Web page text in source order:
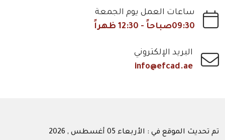
ساعات العمل يوم الجمعة
09:30صباحاً - 12:30 ظهراً
البريد الإلكتروني
info@efcad.ae
تم تحديث الموقع في : الأربعاء 05 أغسطس , 2026